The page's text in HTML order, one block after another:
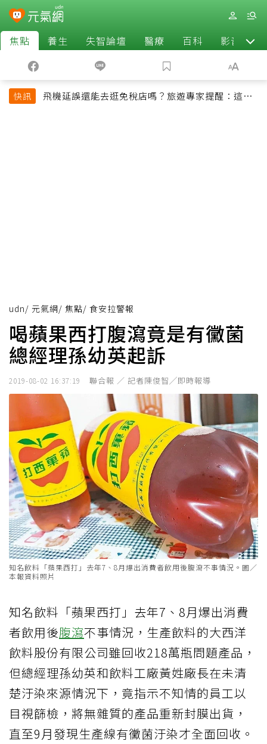
焦點 養生 失智論壇 醫療 百科 影音
快訊
飛機延誤還能去逛免稅店嗎？旅遊專家提醒：這個
udn/ 元氣網/ 焦點/ 食安拉警報
喝蘋果西打腹瀉竟是有黴菌
總經理孫幼英起訴
2019-08-02 16:37:19 聯合報 ／ 記者陳俊智╱即時報導
知名飲料「蘋果西打」去年7、8月爆出消費者飲用後腹瀉不事情況。圖／
本報資料照片
知名飲料「蘋果西打」去年7、8月爆出消費
者飲用後腹瀉不事情況，生產飲料的大西洋
飲料股份有限公司雖回收218萬瓶問題產品，
但總經理孫幼英和飲料工廠黃姓廠長在未清
楚汙染來源情況下，竟指示不知情的員工以
目視篩檢，將無雜質的產品重新封膜出貨，
直至9月發現生產線有黴菌汙染才全面回收。